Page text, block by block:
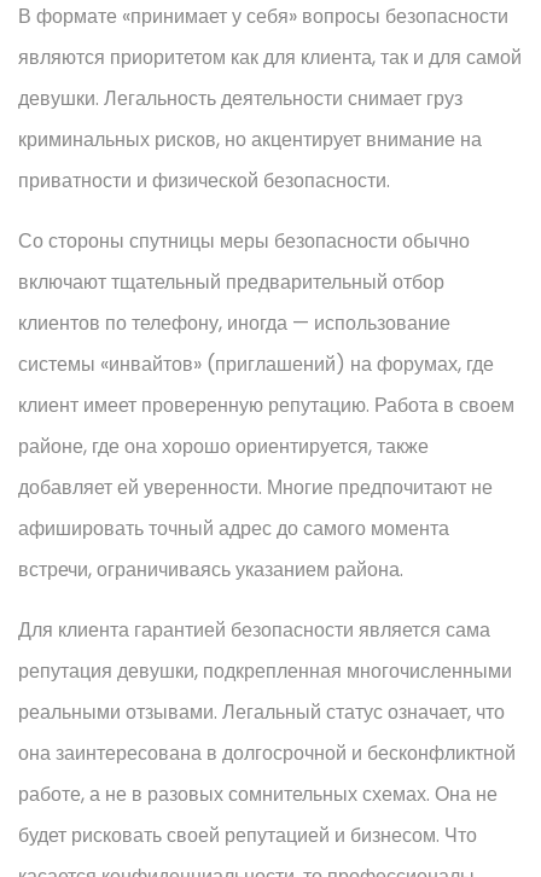
В формате «принимает у себя» вопросы безопасности
являются приоритетом как для клиента, так и для самой
девушки. Легальность деятельности снимает груз
криминальных рисков, но акцентирует внимание на
приватности и физической безопасности.
Со стороны спутницы меры безопасности обычно
включают тщательный предварительный отбор
клиентов по телефону, иногда — использование
системы «инвайтов» (приглашений) на форумах, где
клиент имеет проверенную репутацию. Работа в своем
районе, где она хорошо ориентируется, также
добавляет ей уверенности. Многие предпочитают не
афишировать точный адрес до самого момента
встречи, ограничиваясь указанием района.
Для клиента гарантией безопасности является сама
репутация девушки, подкрепленная многочисленными
реальными отзывами. Легальный статус означает, что
она заинтересована в долгосрочной и бесконфликтной
работе, а не в разовых сомнительных схемах. Она не
будет рисковать своей репутацией и бизнесом. Что